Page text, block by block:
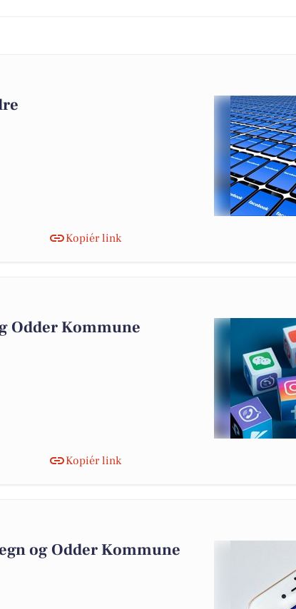
Kopiér link
Odder Kommune
Kopiér link
og Odder Kommune